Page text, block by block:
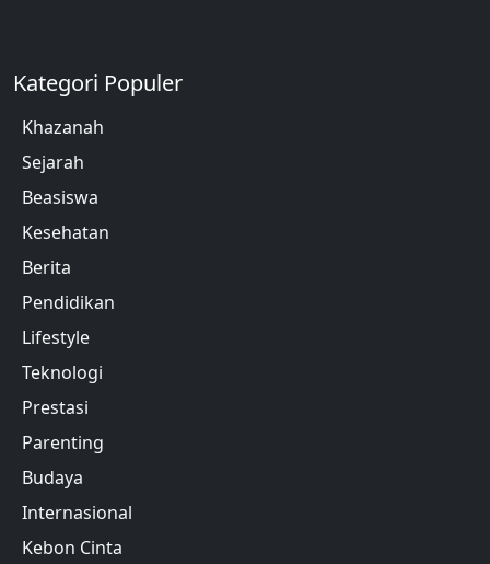
Kategori Populer
Khazanah
Sejarah
Beasiswa
Kesehatan
Berita
Pendidikan
Lifestyle
Teknologi
Prestasi
Parenting
Budaya
Internasional
Kebon Cinta